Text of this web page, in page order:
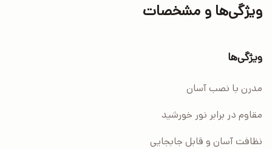
ویژگی‌ها و مشخصات
ویژگی‌ها
مدرن با نصب آسان
مقاوم در برابر نور خورشید
نظافت آسان و قابل جابجایی